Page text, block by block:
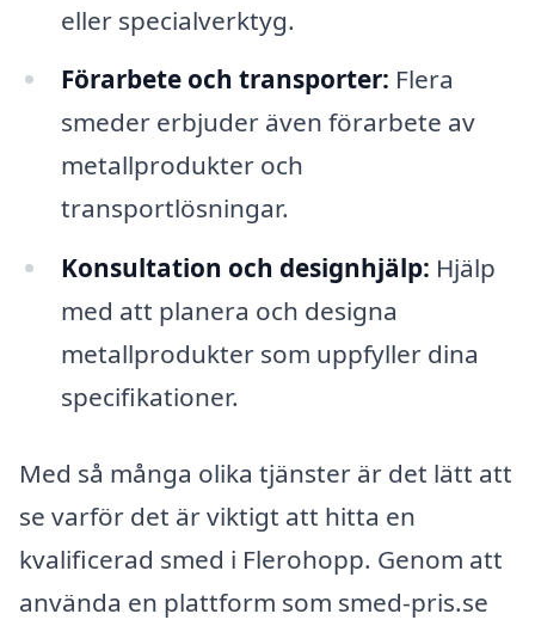
eller specialverktyg.
Förarbete och transporter: Flera
smeder erbjuder även förarbete av
metallprodukter och
transportlösningar.
Konsultation och designhjälp: Hjälp
med att planera och designa
metallprodukter som uppfyller dina
specifikationer.
Med så många olika tjänster är det lätt att
se varför det är viktigt att hitta en
kvalificerad smed i Flerohopp. Genom att
använda en plattform som smed-pris.se